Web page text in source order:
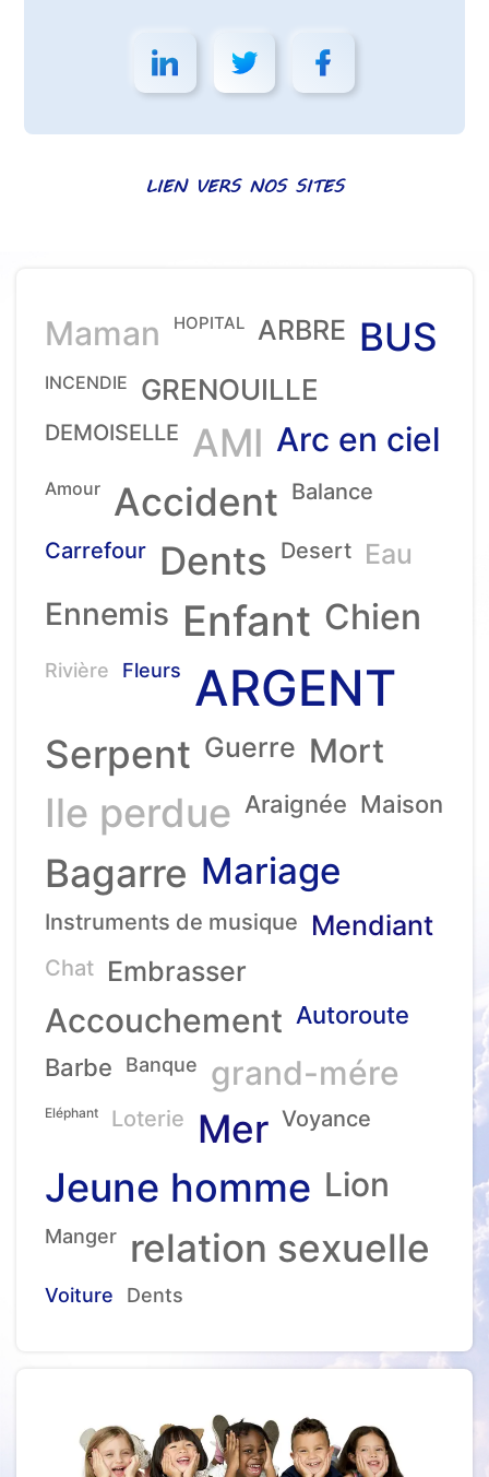
LIEN VERS NOS SITES
Maman HOPITAL ARBRE BUS
INCENDIE GRENOUILLE
DEMOISELLE AMI Arc en ciel
Amour Accident Balance
Carrefour Dents Desert Eau
Ennemis Enfant Chien
Rivière Fleurs ARGENT
Serpent Guerre Mort
Ile perdue Araignée Maison
Bagarre Mariage
Instruments de musique Mendiant
Chat Embrasser
Accouchement Autoroute
Barbe
Banque grand-mére
Eléphant Loterie Mer Voyance
Jeune homme Lion
Manger relation sexuelle
Voiture Dents